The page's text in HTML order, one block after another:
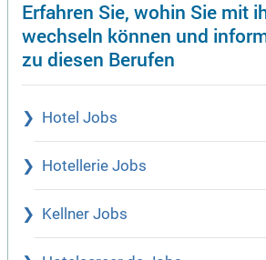
Erfahren Sie, wohin Sie mit
wechseln können und
zu diesen Berufen
Hotel Jobs
Hotellerie Jobs
Kellner Jobs